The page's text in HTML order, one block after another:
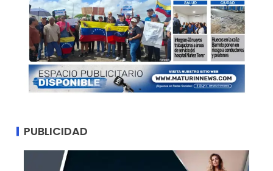
PUBLICIDAD